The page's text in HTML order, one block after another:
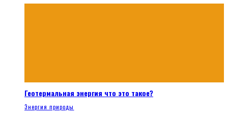
Геотермальная энергия что это такое?
Энергия природы